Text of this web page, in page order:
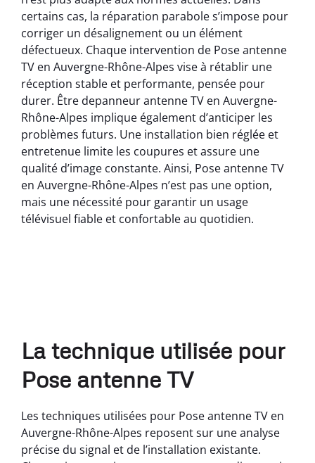
certains cas, la réparation parabole s’impose pour
corriger un désalignement ou un élément
défectueux. Chaque intervention de Pose antenne
TV en Auvergne-Rhône-Alpes vise à rétablir une
réception stable et performante, pensée pour
durer. Être depanneur antenne TV en Auvergne-
Rhône-Alpes implique également d’anticiper les
problèmes futurs. Une installation bien réglée et
entretenue limite les coupures et assure une
qualité d’image constante. Ainsi, Pose antenne TV
en Auvergne-Rhône-Alpes n’est pas une option,
mais une nécessité pour garantir un usage
télévisuel fiable et confortable au quotidien.
La technique utilisée pour
Pose antenne TV
Les techniques utilisées pour Pose antenne TV en
Auvergne-Rhône-Alpes reposent sur une analyse
précise du signal et de l’installation existante.